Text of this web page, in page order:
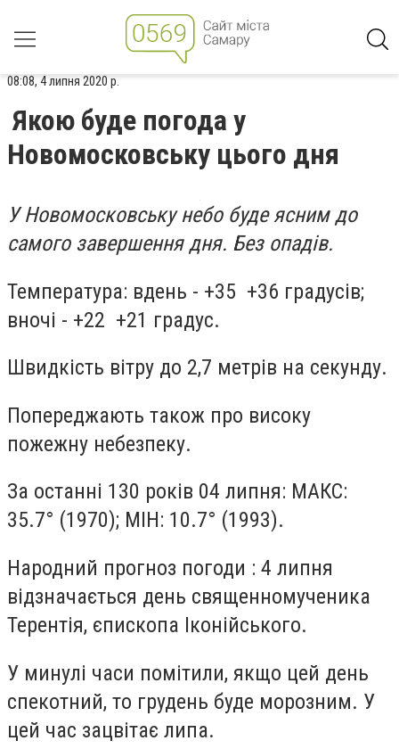
08:08, 4 липня 2020 р.
Якою буде погода у
Новомосковську цього дня
У Новомосковську небо буде ясним до
самого завершення дня. Без опадів.
Температура: вдень - +35 +36 градусів;
вночі - +22 +21 градус.
Швидкість вітру до 2,7 метрів на секунду.
Попереджають також про високу
пожежну небезпеку.
За останні 130 років 04 липня: МАКС:
35.7° (1970); МІН: 10.7° (1993).
Народний прогноз погоди : 4 липня
відзначається день священномученика
Терентія, єпископа Іконійського.
У минулі часи помітили, якщо цей день
спекотний, то грудень буде морозним. У
цей час зацвітає липа.